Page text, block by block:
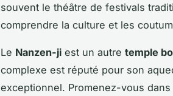
souvent le théâtre de festivals
comprendre la culture et les
Le Nanzen-ji est un autre temple
complexe est réputé pour son
exceptionnel. Promenez-vous